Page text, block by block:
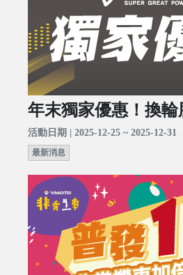
年末獨家優惠！換輪
活動日期 | 2025-12-25 ~ 2025-12-31
最新消息